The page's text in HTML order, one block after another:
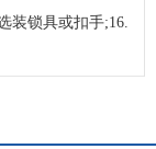
装锁具或扣手;16.